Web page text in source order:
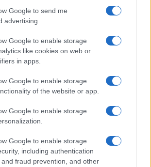
Google to send me
advertising.
Google to enable storage
like cookies on web or
in apps.
Google to enable storage
of the website or app.
Google to enable storage
Google to enable storage
including authentication
fraud prevention, and other